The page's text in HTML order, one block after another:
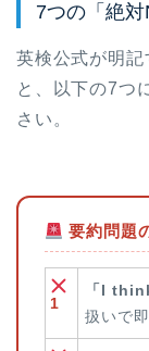
7つの「絶
英検公式が明記
と、以下の7つ
さい。
要約問題
1
「I
扱いで